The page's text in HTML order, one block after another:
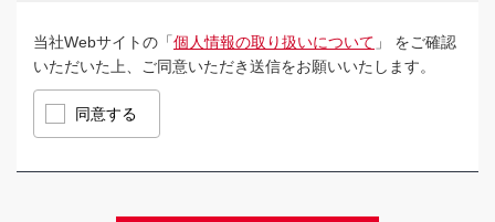
当社Webサイトの「個人情報の取り扱いについて 」 をご確認
いただいた上、ご同意いただき送信をお願いいたします。
同意する